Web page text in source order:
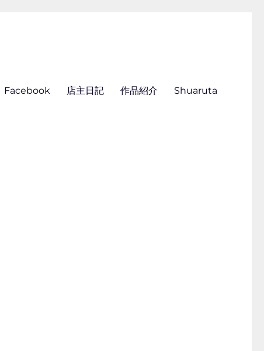
Facebook 店主日記 作品紹介 Shuaruta